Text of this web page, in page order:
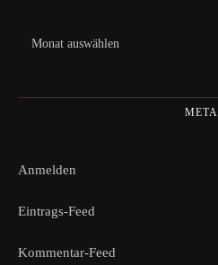
Archiv
META
Anmelden
Eintrags-Feed
Kommentar-Feed